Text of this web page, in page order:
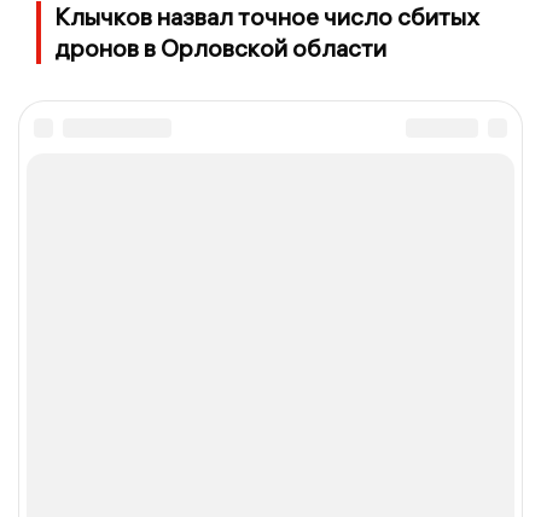
Клычков назвал точное число сбитых
дронов в Орловской области